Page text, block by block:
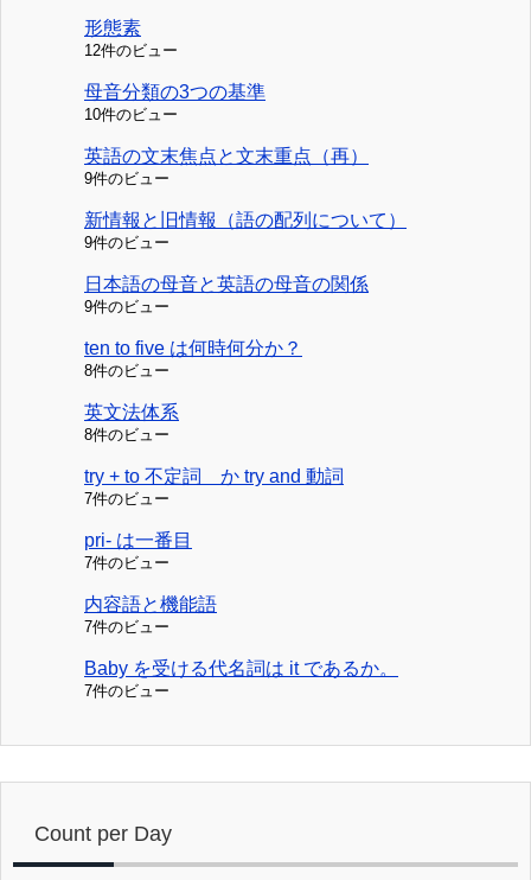
形態素
12件のビュー
母音分類の3つの基準
10件のビュー
英語の文末焦点と文末重点（再）
9件のビュー
新情報と旧情報（語の配列について）
9件のビュー
日本語の母音と英語の母音の関係
9件のビュー
ten to five は何時何分か？
8件のビュー
英文法体系
8件のビュー
try + to 不定詞 か try and 動詞
7件のビュー
pri- は一番目
7件のビュー
内容語と機能語
7件のビュー
Baby を受ける代名詞は it であるか。
7件のビュー
Count per Day